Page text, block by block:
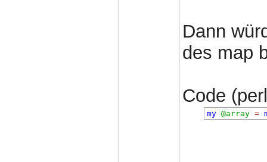
Dann
des map
Code
my @array =